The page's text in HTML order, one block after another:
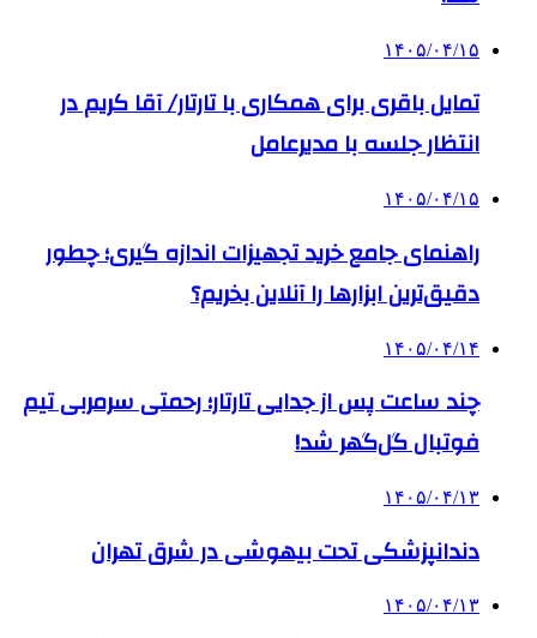
۱۴۰۵/۰۴/۱۵
تمایل باقری برای همکاری با تارتار/ آقا کریم در
انتظار جلسه با مدیرعامل
۱۴۰۵/۰۴/۱۵
راهنمای جامع خرید تجهیزات اندازه گیری؛ چطور
دقیق‌ترین ابزارها را آنلاین بخریم؟
۱۴۰۵/۰۴/۱۴
چند ساعت پس از جدایی تارتار؛ رحمتی سرمربی تیم
فوتبال گل‌گهر شد!
۱۴۰۵/۰۴/۱۳
دندانپزشکی تحت بیهوشی در شرق تهران
۱۴۰۵/۰۴/۱۳